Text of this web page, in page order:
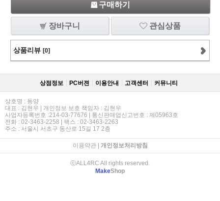
구매하기
장바구니 관심상품
상품리뷰 [0]
상점정보 PC버젼 이용안내 고객센터 커뮤니티
상호명 : 동양
대표 : 김현우 | 개인정보 보호 책임자 : 김현우
사업자등록번호 :214-03-77676 | 통신판매업신고번호 : 제05963호
전화 : 02-3463-2258 | 팩스 : 02-3463-2263
주소 : 서울시 서초구 동산로 15길 17 2층
이용약관| 개인정보처리방침
ⓒALL4RC All rights reserved.
MakeShop